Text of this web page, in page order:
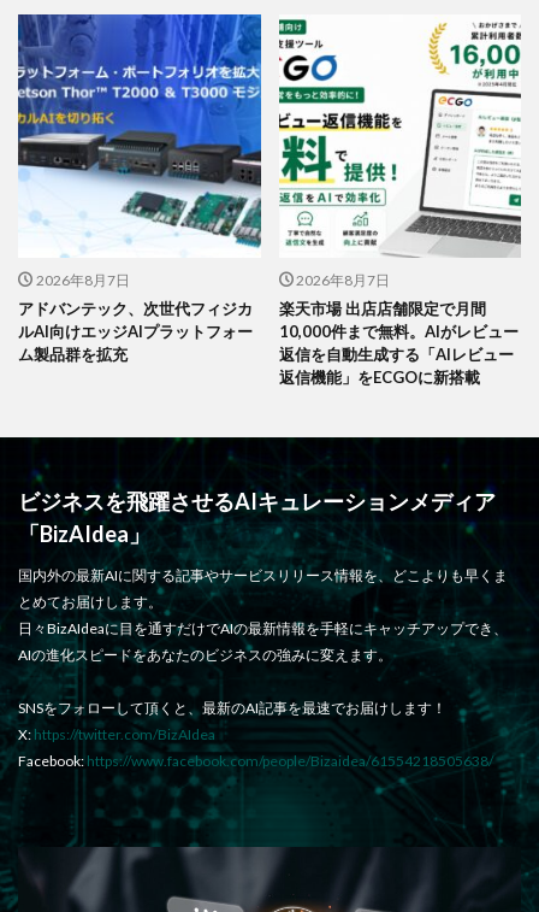
2026年8月7日
アドバンテック、次世代フィジカ
ルAI向けエッジAIプラットフォー
ム製品群を拡充
2026年8月7日
楽天市場 出店店舗限定で月間
10,000件まで無料。AIがレビュー
返信を自動生成する「AIレビュー
返信機能」をECGOに新搭載
ビジネスを飛躍させるAIキュレーションメディア
「BizAIdea」
国内外の最新AIに関する記事やサービスリリース情報を、どこよりも早くま
とめてお届けします。
日々BizAIdeaに目を通すだけでAIの最新情報を手軽にキャッチアップでき、
AIの進化スピードをあなたのビジネスの強みに変えます。
SNSをフォローして頂くと、最新のAI記事を最速でお届けします！
X: https://twitter.com/BizAIdea
Facebook: https://www.facebook.com/people/Bizaidea/61554218505638/